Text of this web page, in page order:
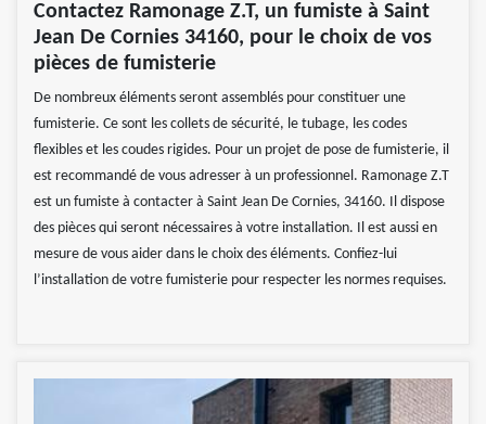
Contactez Ramonage Z.T, un fumiste à Saint
Jean De Cornies 34160, pour le choix de vos
pièces de fumisterie
De nombreux éléments seront assemblés pour constituer une
fumisterie. Ce sont les collets de sécurité, le tubage, les codes
flexibles et les coudes rigides. Pour un projet de pose de fumisterie, il
est recommandé de vous adresser à un professionnel. Ramonage Z.T
est un fumiste à contacter à Saint Jean De Cornies, 34160. Il dispose
des pièces qui seront nécessaires à votre installation. Il est aussi en
mesure de vous aider dans le choix des éléments. Confiez-lui
l’installation de votre fumisterie pour respecter les normes requises.